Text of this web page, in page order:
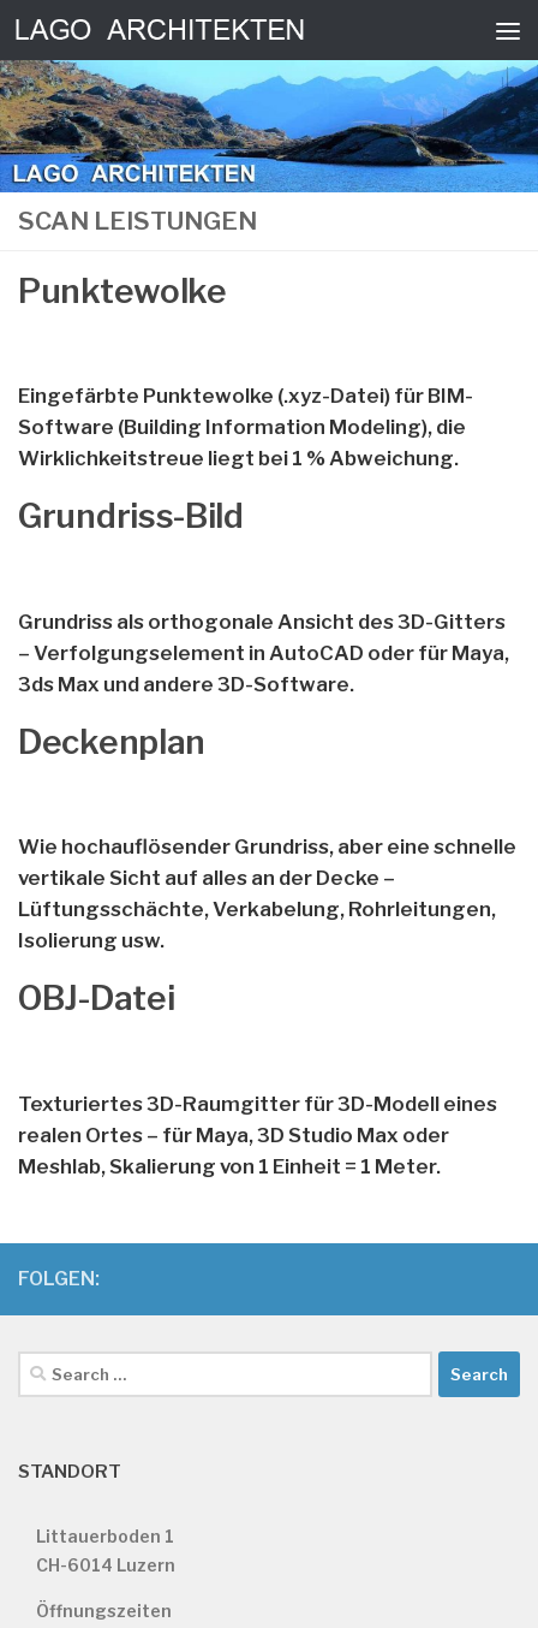
Skip to content
SCAN LEISTUNGEN
Punktewolke
Eingefärbte Punktewolke (.xyz-Datei) für BIM-
Software (Building Information Modeling), die
Wirklichkeitstreue liegt bei 1 % Abweichung.
Grundriss-Bild
Grundriss als orthogonale Ansicht des 3D-Gitters
– Verfolgungselement in AutoCAD oder für Maya,
3ds Max und andere 3D-Software.
Deckenplan
Wie hochauflösender Grundriss, aber eine schnelle
vertikale Sicht auf alles an der Decke –
Lüftungsschächte, Verkabelung, Rohrleitungen,
Isolierung usw.
OBJ-Datei
Texturiertes 3D-Raumgitter für 3D-Modell eines
realen Ortes – für Maya, 3D Studio Max oder
Meshlab, Skalierung von 1 Einheit = 1 Meter.
FOLGEN:
Search
for:
STANDORT
Littauerboden 1
CH-6014 Luzern
Öffnungszeiten